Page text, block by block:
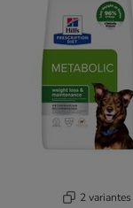
2 variantes